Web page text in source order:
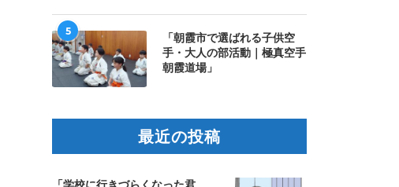
5
「朝霞市で選ばれる子供空
手・大人の部活動｜極真空手
朝霞道場」
最近の投稿